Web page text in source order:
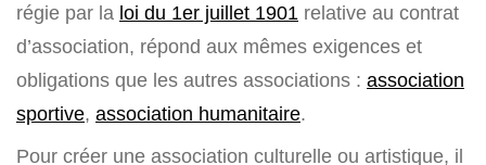
régie par la loi du 1er juillet 1901 relative au contrat
d’association, répond aux mêmes exigences et
obligations que les autres associations : association
sportive, association humanitaire.
Pour créer une association culturelle ou artistique, il